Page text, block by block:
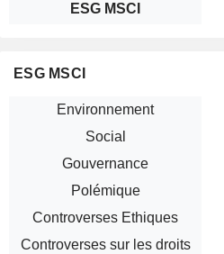
ESG MSCI
ESG MSCI
Environnement
Social
Gouvernance
Polémique
Controverses Ethiques
Controverses sur les droits